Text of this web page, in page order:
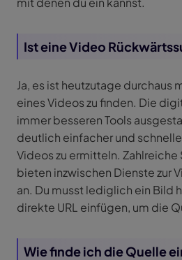
Ist eine Video
Ja, es ist heutzutage durchaus
eines Videos zu finden. Die
immer besseren Tools
deutlich einfacher und
Videos zu ermitteln. Zahlreiche
bieten inzwischen Dienste zur
an. Du musst lediglich ein Bild
direkte URL einfügen, um die
Wie finde ich die Quelle